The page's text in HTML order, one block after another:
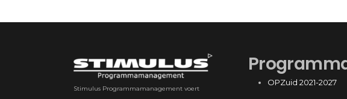
Stimulus Programmamanagement voert
OPZuid 2021-2027